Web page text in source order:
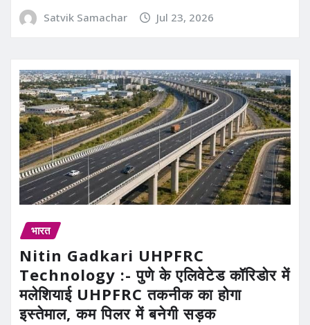
Satvik Samachar Jul 23, 2026
भारत
Nitin Gadkari UHPFRC
Technology :- पुणे के एलिवेटेड कॉरिडोर में
मलेशियाई UHPFRC तकनीक का होगा
इस्तेमाल, कम पिलर में बनेगी सड़क